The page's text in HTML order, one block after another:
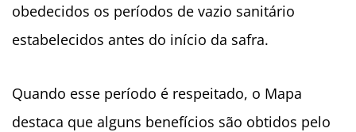
obedecidos os períodos de vazio sanitário
estabelecidos antes do início da safra.
Quando esse período é respeitado, o Mapa
destaca que alguns benefícios são obtidos pelo